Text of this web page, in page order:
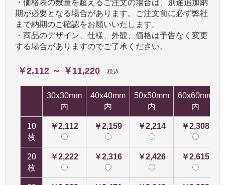
・価格表の数量を超えるご注文の場合は、別途追加納
期が必要となる場合があります。ご注文前に必ず弊社
まで納期のご確認をお願いいたします。
・商品のデザイン、仕様、外観、価格は予告なく変更
する場合がありますのでご了承ください。
￥2,112 ～ ￥11,220 税込
30x30mm
内
40x40mm
内
50x50mm
内
60x60mm
内
10
枚
￥2,112 ￥2,159 ￥2,214 ￥2,308
20
枚
￥2,222 ￥2,316 ￥2,426 ￥2,615